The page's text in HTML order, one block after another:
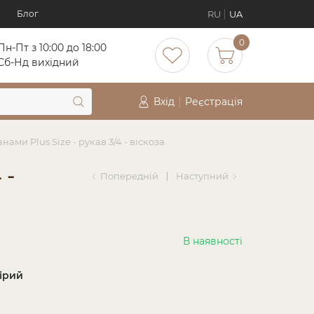
Блог RU UA
Пт з 10:00 до 18:00
Нд вихідний
0
Вхід Реєстрація
Plus Size - рукав 3/4 - віскоза
-
Попередній Наступний
В наявності